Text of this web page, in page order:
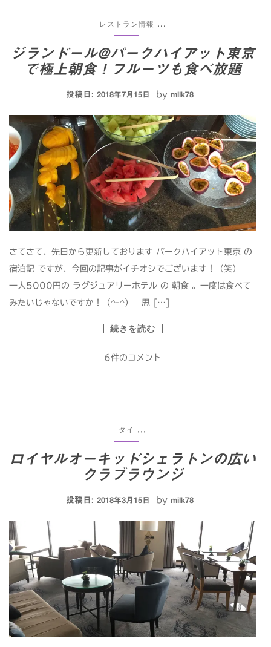
レストラン情報
ジランドール@パークハイアット東京
で極上朝食！フルーツも食べ放題
投稿日: 2018年7月15日 by milk78
さてさて、先日から更新しております パークハイアット東京 の
宿泊記 ですが、今回の記事がイチオシでございます！（笑）
一人5000円の ラグジュアリーホテル の 朝食 。一度は食べて
みたいじゃないですか！（^-^） 思 […]
続きを読む
6件のコメント
タイ ...
ロイヤルオーキッドシェラトンの広い
クラブラウンジ
投稿日: 2018年3月15日 by milk78